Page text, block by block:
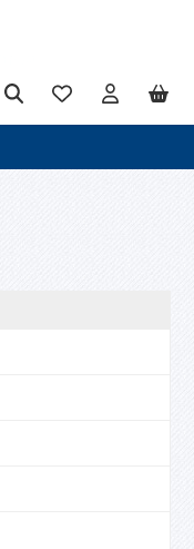
Du hast 0